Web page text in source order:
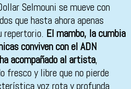
Selmouni se mueve con
que hasta ahora apenas
repertorio. El mambo, la cumbia
conviven con el ADN
acompañado al artista,
fresco y libre que no pierde
voz rota y profunda